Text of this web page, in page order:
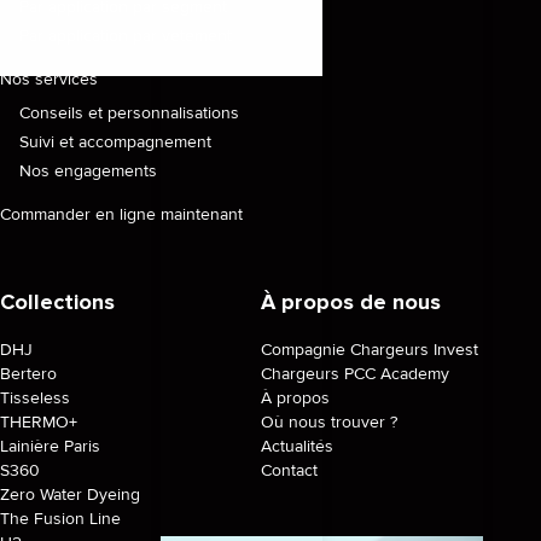
Nos services
Conseils et personnalisations
Suivi et accompagnement
Nos engagements
Commander en ligne maintenant
Collections
DHJ
Bertero
Tisseless
THERMO+
Lainière Paris
S360
Zero Water Dyeing
The Fusion Line
À propos de nous
Compagnie Chargeurs Invest
Chargeurs PCC Academy
À propos
Où nous trouver ?
Actualités
Contact